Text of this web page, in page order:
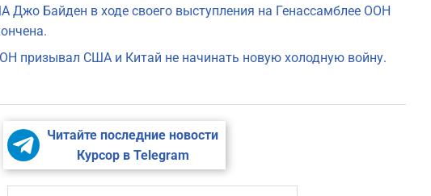
Джо Байден в ходе своего выступления на Генассамблее ООН
призывал США и Китай не начинать новую холодную войну.
Читайте последние новости
Курсор в Telegram